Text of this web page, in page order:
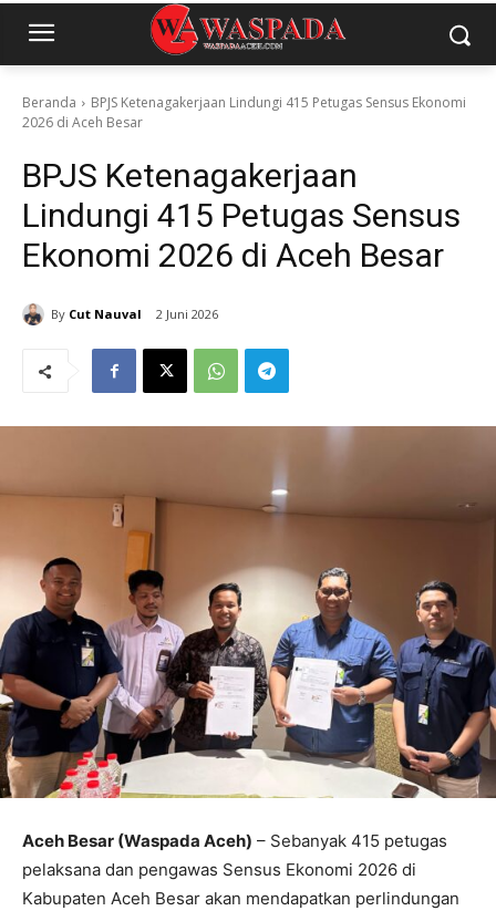
Beranda
BPJS Ketenagakerjaan Lindungi 415 Petugas Sensus Ekonomi
2026 di Aceh Besar
BPJS Ketenagakerjaan
Lindungi 415 Petugas Sensus
Ekonomi 2026 di Aceh Besar
By Cut Nauval 2 Juni 2026
Aceh Besar (Waspada Aceh) – Sebanyak 415 petugas
pelaksana dan pengawas Sensus Ekonomi 2026 di
Kabupaten Aceh Besar akan mendapatkan perlindungan